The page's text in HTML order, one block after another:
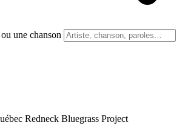
une chanson
Redneck Bluegrass Project